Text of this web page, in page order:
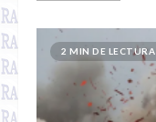
2 MIN DE LECTURA